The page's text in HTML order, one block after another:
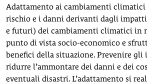
Adattamento ai cambiamenti
rischio e i danni derivanti dagli
e futuri) dei cambiamenti climatici in
punto di vista socio-economico e
benefici della situazione. Prevenire
ridurre l’ammontare dei danni e dei
eventuali disastri. L’adattamento si